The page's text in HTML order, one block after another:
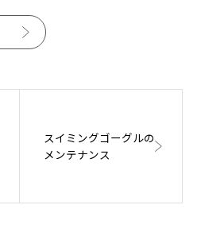
スイミングゴーグルの
メンテナンス